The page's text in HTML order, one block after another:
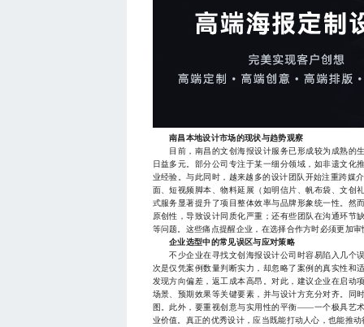
南昌本地设计市场的现状与趋势观察
目前，南昌的文创海报设计服务已形成较为成熟的
日益多元。部分公司专注于某一细分领域，如非遗文化
业经验。与此同时，越来越多的设计团队开始注重跨媒
面、短视频脚本、物料延展（如明信片、帆布袋、文创
式服务显著提升了项目整体效率与品牌形象统一性。然
原创性，导致设计同质化严重；还有些团队在沟通环节
等问题。这些痛点提醒企业，在选择合作方时必须更加审
企业选型中的常见误区与应对策略
不少企业在寻找文创海报设计公司时容易陷入几个
次是仅凭案例数量判断实力，却忽略了案例的真实性和
发现方向偏差，返工成本高昂。对此，建议企业在启动
场景、预期效果等关键要素，并与设计方充分对齐。同
图。此外，要重视创意与实用性的平衡——一个极具艺
业价值。真正的优秀设计，应当既能打动人心，也能推动